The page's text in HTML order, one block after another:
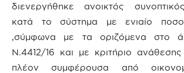
διενεργήθηκε ανοικτός
κατά το σύστημα με ενιαίο
,σύμφωνα με τα οριζόμενα στο
Ν.4412/16 και με κριτήριο
πλέον συμφέρουσα από